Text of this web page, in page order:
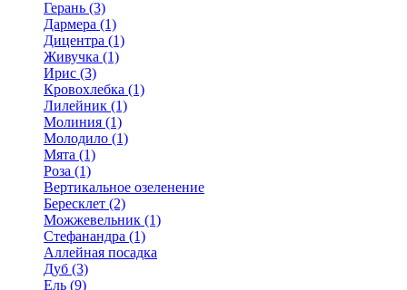
Герань (3)
Дармера (1)
Дицентра (1)
Живучка (1)
Ирис (3)
Кровохлебка (1)
Лилейник (1)
Молиния (1)
Молодило (1)
Мята (1)
Роза (1)
Вертикальное озеленение
Бересклет (2)
Можжевельник (1)
Стефанандра (1)
Аллейная посадка
Дуб (3)
Ель (9)